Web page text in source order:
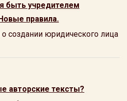
быть учредителем
правила.
создании юридического лица
авторские тексты?